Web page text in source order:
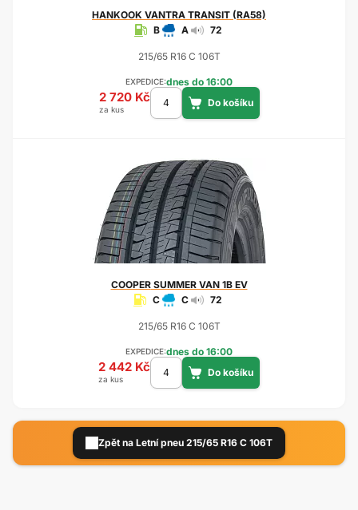
HANKOOK VANTRA TRANSIT (RA58)
B
A 72
215/65 R16 C 106T
EXPEDICE:dnes do 16:00
2 720 Kč
za kus
COOPERSUMMER VAN 1B EV
C
C 72
215/65 R16 C 106T
EXPEDICE:dnes do 16:00
2 442 Kč
za kus
Zpět na Letní pneu 215/65 R16 C 106T